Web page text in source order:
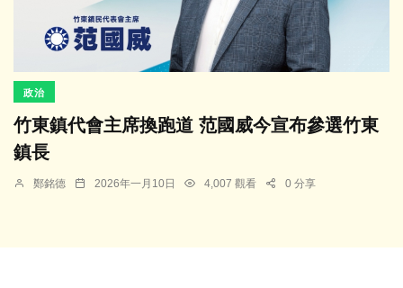
政治
竹東鎮代會主席換跑道 范國威今宣布參選竹東
鎮長
鄭銘德 2026年一月10日 4,007 觀看 0 分享